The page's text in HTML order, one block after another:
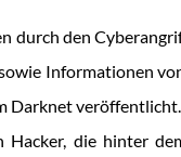
den
Informationen
Darknet veröffentlicht.
die hinter